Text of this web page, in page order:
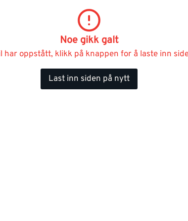
Noe gikk galt
har oppstått, klikk på knappen for å laste inn
Last inn siden på nytt